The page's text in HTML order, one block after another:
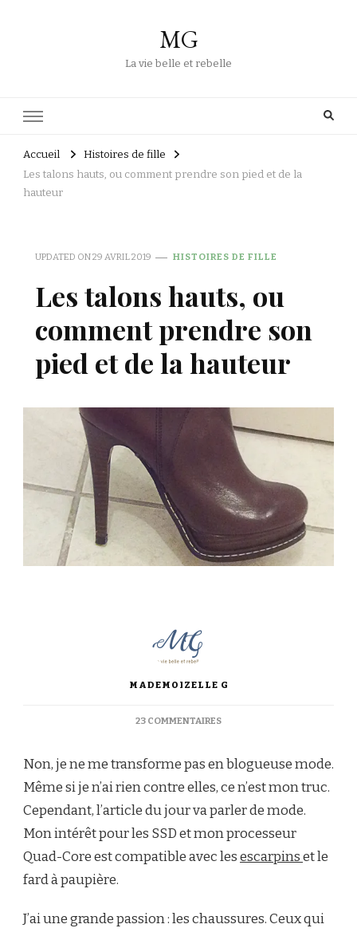
MG
La vie belle et rebelle
Accueil
Histoires de fille
Les talons hauts, ou comment prendre son pied et de la
hauteur
UPDATED ON29 AVRIL 2019 HISTOIRES DE FILLE
Les talons hauts, ou
comment prendre son
pied et de la hauteur
MADEMOIZELLE G
23 COMMENTAIRESSUR
HAUTS,
PRENDRE
PIED
ET
Non, je ne me transforme pas en blogueuse mode.
Même si je n’ai rien contre elles, ce n’est mon truc.
Cependant, l’article du jour va parler de mode.
Mon intérêt pour les SSD et mon processeur
Quad-Core est compatible avec lesescarpinset le
fard à paupière.
J’ai une grande passion : les chaussures. Ceux qui